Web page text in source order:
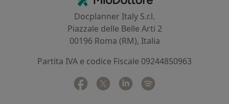
Docplanner Italy S.r.l.
Piazzale delle Belle Arti 2
00196 Roma (RM), Italia
Partita IVA e codice Fiscale 09244850963
Facebook
si apre in una nuova scheda
Twitter
si apre in una nuova scheda
Linkedin
si apre in una nuova